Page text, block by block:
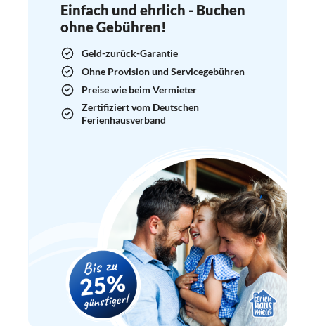
Einfach und ehrlich - Buchen
ohne Gebühren!
Geld-zurück-Garantie
Ohne Provision und Servicegebühren
Preise wie beim Vermieter
Zertifiziert vom Deutschen
Ferienhausverband